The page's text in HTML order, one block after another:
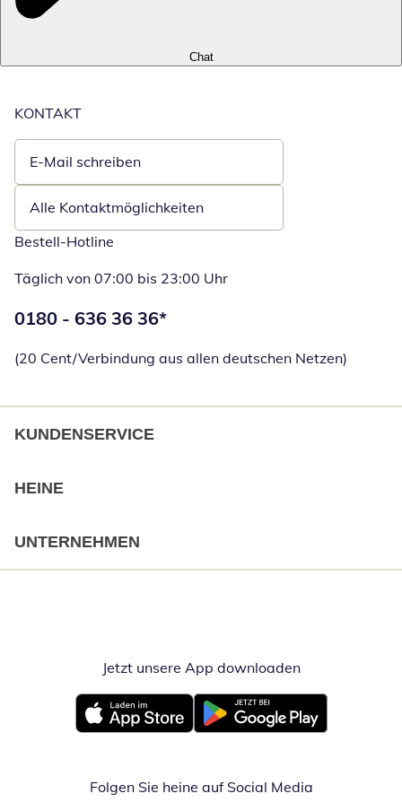
Chat
KONTAKT
E-Mail schreiben
Öffnet E-Mail-Client
Alle Kontaktmöglichkeiten
Bestell-Hotline
Täglich von 07:00 bis 23:00 Uhr
Telefonnummer:
0180 - 636 36 36*
(20 Cent/Verbindung aus allen deutschen Netzen)
KUNDENSERVICE
HEINE
UNTERNEHMEN
Jetzt unsere App downloadenÖffnet in
Öffnet in neuem FensterÖffnet in neuem Fenster
Folgen Sie heine auf Social Media